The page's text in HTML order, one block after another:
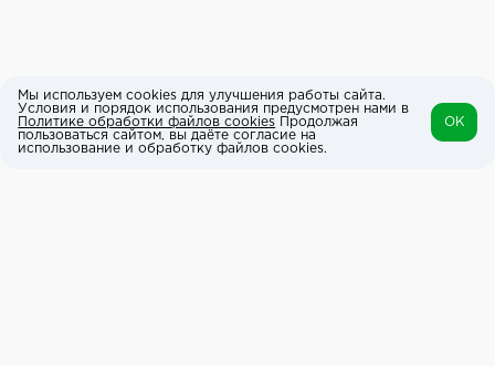
Мы используем cookies для улучшения работы сайта.
Условия и порядок использования предусмотрен нами в
Политике обработки файлов cookies Продолжая
пользоваться сайтом, вы даёте согласие на
использование и обработку файлов cookies.
OK